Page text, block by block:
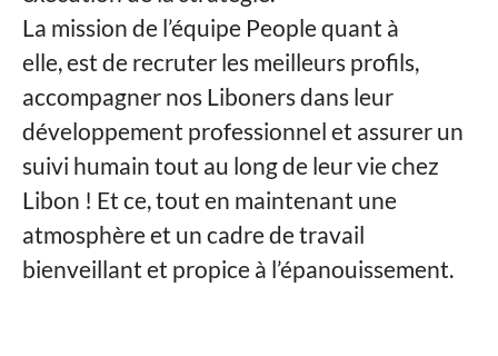
La mission de l’équipe People quant à
elle, est de recruter les meilleurs profils,
accompagner nos Liboners dans leur
développement professionnel et assurer un
suivi humain tout au long de leur vie chez
Libon ! Et ce, tout en maintenant une
atmosphère et un cadre de travail
bienveillant et propice à l’épanouissement.